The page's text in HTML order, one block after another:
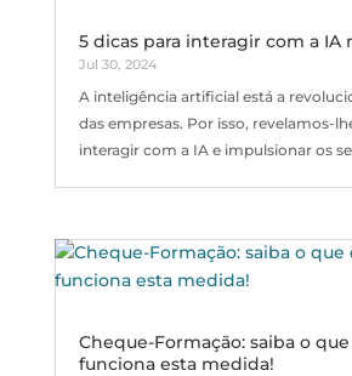
5 dicas para interagir com a IA
Jul 30, 2024
A inteligência artificial está a
das empresas. Por isso, revelamos-
interagir com a IA e impulsionar os
Cheque-Formação: saiba o
funciona esta medida!